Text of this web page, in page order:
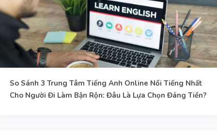
So Sánh 3 Trung Tâm Tiếng Anh Online Nổi Tiếng Nhất
Cho Người Đi Làm Bận Rộn: Đâu Là Lựa Chọn Đáng Tiền?